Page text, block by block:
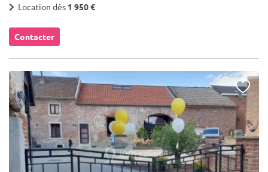
Location dès 1 950 €
Contacter